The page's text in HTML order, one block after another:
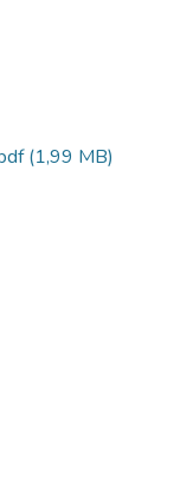
(1,99 MB)